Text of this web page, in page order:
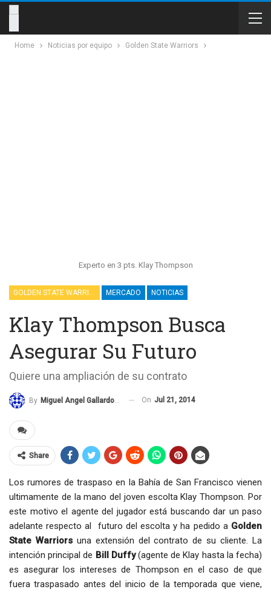
Home Noticias por equipo Golden State Warriors
Experto en 3 pts. Klay Thompson
GOLDEN STATE WARRIORS MERCADO NOTICIAS
Klay Thompson Busca
Asegurar Su Futuro
Quiere una ampliación de su contrato
By Miguel Angel Gallardo Martinez On Jul 21, 2014
Share
Los rumores de traspaso en la Bahía de San Francisco vienen
ultimamente de la mano del joven escolta Klay Thompson. Por
este motivo el agente del jugador está buscando dar un paso
adelante respecto al futuro del escolta y ha pedido a Golden
State Warriors una extensión del contrato de su cliente. La
intención principal de Bill Duffy(agente de Klay hasta la fecha)
es asegurar los intereses de Thompson en el caso de que
fuera traspasado antes del inicio de la temporada que viene,